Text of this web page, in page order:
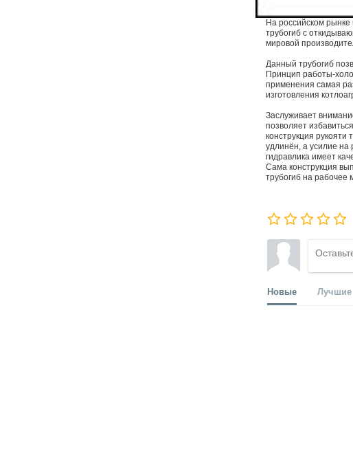
На российском
трубогиб с
мировой
Данный трубогиб
Принцип работы-
применения самая
изготовления
Заслуживает
позволяет
конструкция
удлинён, а усилие на
гидравлика имеет
Сама конструкция
трубогиб на рабочее
Новые Лучшие